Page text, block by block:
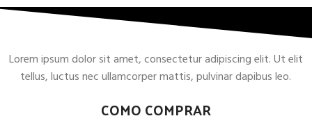
Lorem ipsum dolor sit amet, consectetur adipiscing elit. Ut elit
tellus, luctus nec ullamcorper mattis, pulvinar dapibus leo.
COMO COMPRAR